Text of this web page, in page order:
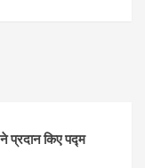
ने प्रदान किए पद्म